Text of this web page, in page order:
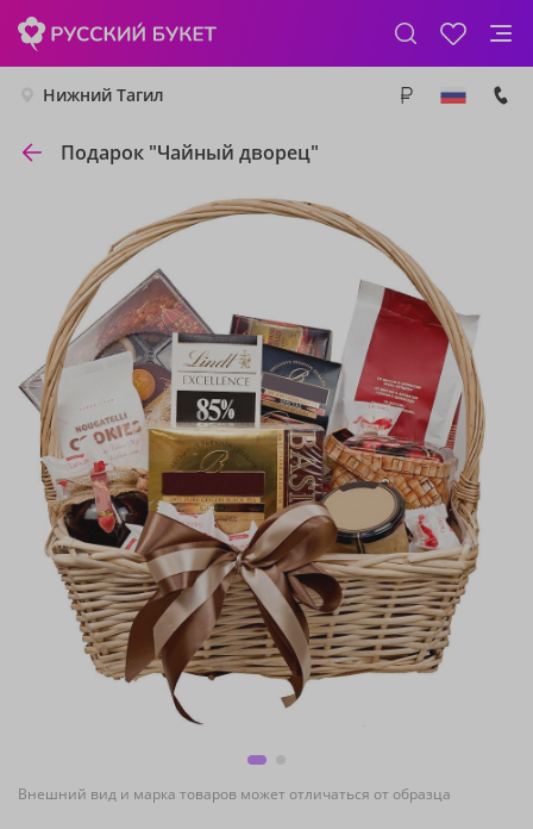
Нижний Тагил
Подарок "Чайный дворец"
Внешний вид и марка товаров может отличаться от образца